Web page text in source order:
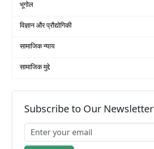
भूगोल
विज्ञान और प्रौद्योगिकी
सामाजिक न्याय
सामाजिक मुद्दे
Subscribe to Our Newsletter